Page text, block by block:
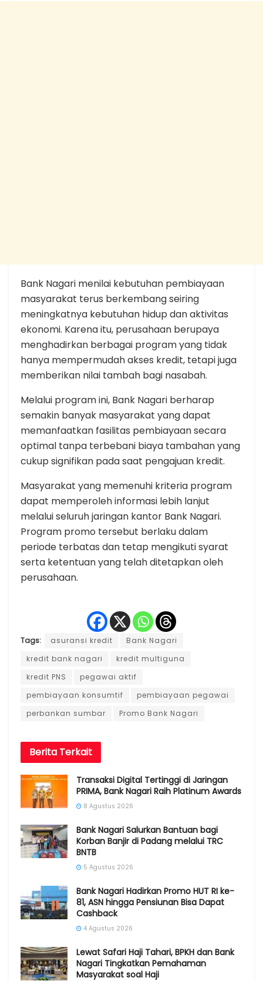
Bank Nagari menilai kebutuhan pembiayaan
masyarakat terus berkembang seiring
meningkatnya kebutuhan hidup dan aktivitas
ekonomi. Karena itu, perusahaan berupaya
menghadirkan berbagai program yang tidak
hanya mempermudah akses kredit, tetapi juga
memberikan nilai tambah bagi nasabah.
Melalui program ini, Bank Nagari berharap
semakin banyak masyarakat yang dapat
memanfaatkan fasilitas pembiayaan secara
optimal tanpa terbebani biaya tambahan yang
cukup signifikan pada saat pengajuan kredit.
Masyarakat yang memenuhi kriteria program
dapat memperoleh informasi lebih lanjut
melalui seluruh jaringan kantor Bank Nagari.
Program promo tersebut berlaku dalam
periode terbatas dan tetap mengikuti syarat
serta ketentuan yang telah ditetapkan oleh
perusahaan.
Tags: asuransi kredit
Bank Nagari
kredit bank nagari
kredit multiguna
kredit PNS
pegawai aktif
pembiayaan konsumtif
pembiayaan pegawai
perbankan sumbar
Promo Bank Nagari
Berita Terkait
Transaksi Digital Tertinggi di Jaringan
PRIMA, Bank Nagari Raih Platinum Awards
8 Agustus 2026
Bank Nagari Salurkan Bantuan bagi
Korban Banjir di Padang melalui TRC
BNTB
5 Agustus 2026
Bank Nagari Hadirkan Promo HUT RI ke-
81, ASN hingga Pensiunan Bisa Dapat
Cashback
4 Agustus 2026
Lewat Safari Haji Tahari, BPKH dan Bank
Nagari Tingkatkan Pemahaman
Masyarakat soal Haji